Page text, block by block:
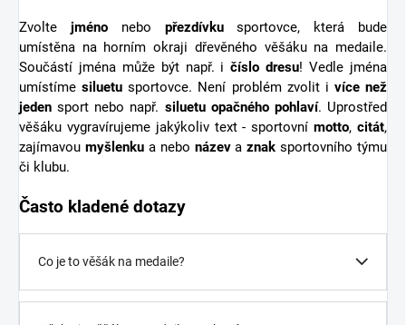
Zvolte jménonebo přezdívkusportovce, která bude
umístěna na horním okraji dřevěného věšáku na medaile.
Součástí jména může být např. ičíslo dresu! Vedle jména
umístímesiluetu sportovce. Není problém zvolit i více než
jeden sport nebo např. siluetu opačného pohlaví. Uprostřed
věšáku vygravírujeme jakýkoliv text - sportovnímotto,citát,
zajímavou myšlenkua nebo názevaznak sportovního týmu
či klubu.
Často kladené dotazy
Co je to věšák na medaile?